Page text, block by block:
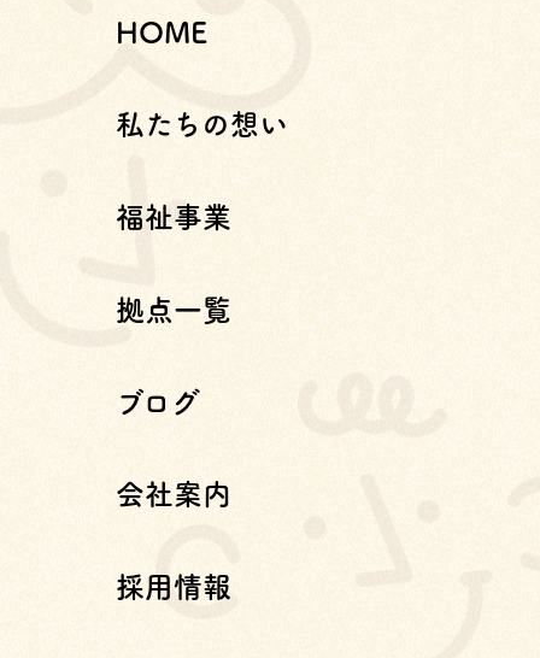
HOME
私たちの想い
福祉事業
拠点一覧
ブログ
会社案内
採用情報